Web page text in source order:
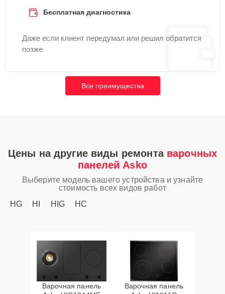
Бесплатная диагностика
Даже если клиент передумал или решил обратится
позже
Все преимущества
Цены на другие виды ремонта варочных
панелей Asko
Выберите модель вашего устройства и узнайте
стоимость всех видов работ
HG
HI HIG HC
Варочная панель
Варочная панель